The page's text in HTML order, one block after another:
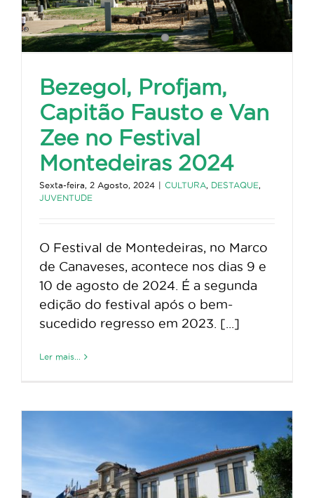
Bezegol, Profjam,
Capitão Fausto e Van
Zee no Festival
Montedeiras 2024
Sexta-feira, 2 Agosto, 2024 CULTURA, DESTAQUE,
JUVENTUDE
O Festival de Montedeiras, no Marco
de Canaveses, acontece nos dias 9 e
10 de agosto de 2024. É a segunda
edição do festival após o bem-
sucedido regresso em 2023. [...]
Ler mais...